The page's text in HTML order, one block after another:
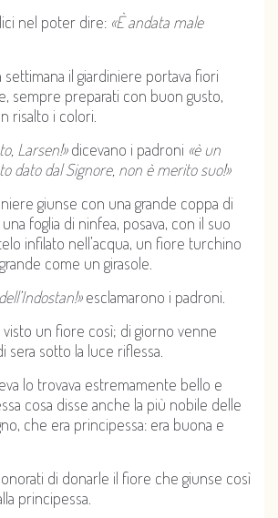
nel poter dire: «È andata male
il giardiniere portava fiori
sempre preparati con buon gusto,
risalto i colori.
Larsen!»dicevano i padroni «è un
dato dal Signore, non è merito suo!»
giunse con una grande coppa di
foglia di ninfea, posava, con il suo
infilato nell’acqua, un fiore turchino
come un girasole.
esclamarono i padroni.
visto un fiore così; di giorno venne
sera sotto la luce riflessa.
lo trovava estremamente bello e
cosa disse anche la più nobile delle
che era principessa: era buona e
di donarle il fiore che giunse così
principessa.